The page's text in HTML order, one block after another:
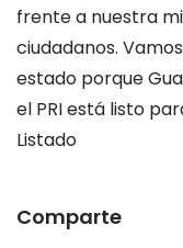
frente a nuestra
ciudadanos.
estado porque
el PRI está listo
Listado
Comparte